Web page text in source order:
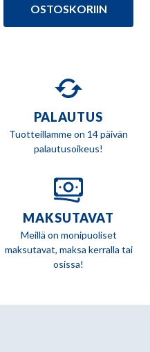
359,00 €.
329,90 €.
OSTOSKORIIN
PALAUTUS
Tuotteillamme on 14 päivän
palautusoikeus!
MAKSUTAVAT
Meillä on monipuoliset
maksutavat, maksa kerralla tai
osissa!